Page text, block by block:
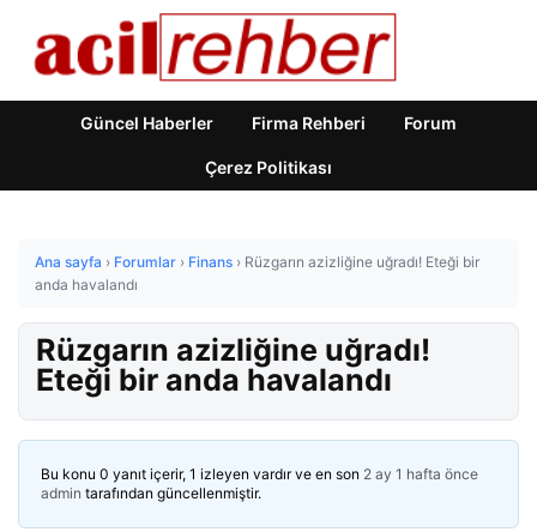
Güncel Haberler Firma Rehberi Forum
Çerez Politikası
Ana sayfa › Forumlar › Finans › Rüzgarın azizliğine uğradı! Eteği bir
anda havalandı
Rüzgarın azizliğine uğradı!
Eteği bir anda havalandı
Bu konu 0 yanıt içerir, 1 izleyen vardır ve en son 2 ay 1 hafta önce
admin tarafından güncellenmiştir.